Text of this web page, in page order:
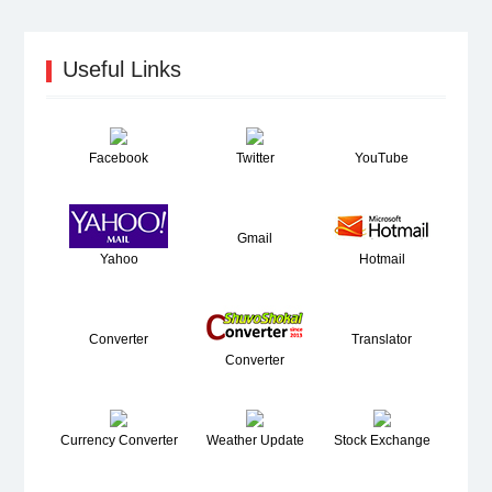
Useful Links
Facebook Twitter YouTube
Yahoo
Gmail
Hotmail
Converter
Converter
Translator
Currency Converter Weather Update Stock Exchange